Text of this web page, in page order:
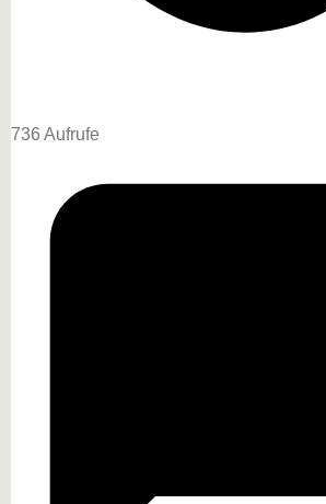
736 Aufrufe